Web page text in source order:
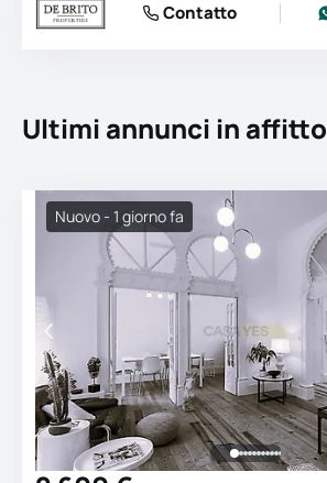
Contatto
Ultimi annunci in affitto
Nuovo - 1 giorno fa